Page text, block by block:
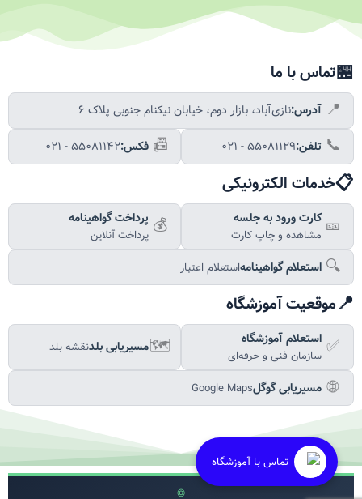
🏪تماس با ما
📍 آدرس:نازی‌آباد، بازار دوم، خیابان نیکنام جنوبی پلاک ۶
📞 تلفن:۰۲۱ - ۵۵۰۸۱۱۲۹ 📠 فکس:۰۲۱ - ۵۵۰۸۱۱۴۲
📋خدمات الکترونیکی
🎫 کارت ورود به جلسه
مشاهده و چاپ کارت 💰 پرداخت گواهینامه
پرداخت آنلاین
🔍 استعلام گواهینامهاستعلام اعتبار
📍موقعیت آموزشگاه
✅ استعلام آموزشگاه
سازمان فنی و حرفه‌ای 🗺️مسیریابی بلدنقشه بلد
🌐 مسیریابی گوگلGoogle Maps
©
تماس با آموزشگاه